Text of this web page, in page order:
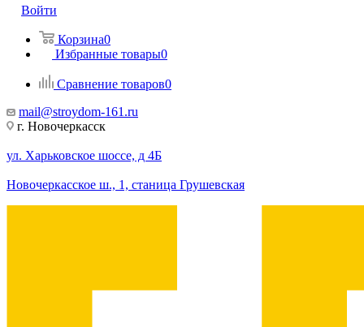
Войти
Корзина0
Избранные товары0
Сравнение товаров0
mail@stroydom-161.ru
г. Новочеркасск
ул. Харьковское шоссе, д 4Б
Новочеркасское ш., 1, станица Грушевская